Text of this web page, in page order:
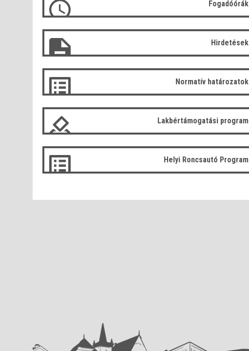
Fogadóórák
Hirdetések
Normatív határozatok
Lakbértámogatási program
Helyi Roncsautó Program